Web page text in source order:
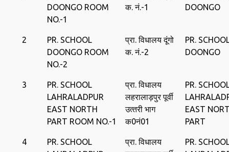
DOONGO ROOM
NO.-1
क. नं.-1
DOONGO
2
PR. SCHOOL
DOONGO ROOM
NO.-2
प्रा. विधालय दूंगो
क. नं.-2
PR.
DOONGO
3
PR. SCHOOL
LAHRALADPUR
EAST NORTH
PART ROOM NO.-1
प्रा. विधालय
लहरालाड़पुर पूर्वी
उत्‍तरी भाग
क0नं01
PR.
EAST
PART
4
PR. SCHOOL
प्रा. विधालय
PR.